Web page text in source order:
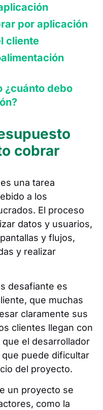
por aplicación
cliente
¿cuánto debo
cobrar
una tarea
a los
El proceso
datos y usuarios,
y flujos,
y realizar
desafiante es
que muchas
claramente sus
clientes llegan con
que el desarrollador
puede dificultar
del proyecto.
un proyecto se
como la